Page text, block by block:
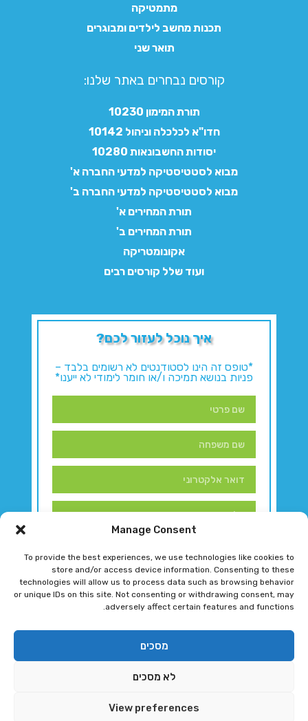
Manage Consent
To provide the best experiences, we use technologies like cookies to
store and/or access device information. Consenting to these
technologies will allow us to process data such as browsing behavior
or unique IDs on this site. Not consenting or withdrawing consent, may
adversely affect certain features and functions.
מסכים
לא מסכים
View preferences
מתמטיקה
תכנות מחשב לילדים ומבוגרים
תואר שני
קורסים נבחרים באתר שלנו:​
תורת המימון 10230
חדו"א לכלכלה וניהול 10142
יסודות החשבונאות 10280
מבוא לסטטיסטיקה למדעי החברה א'
מבוא לסטטיסטיקה למדעי החברה ב'
תורת המחירים א'
תורת המחירים ב'
אקונומטריקה
ועוד שלל קורסים רבים
איך נוכל לעזור לכם?
*טופס זה הינו לסטודנטים לא רשומים בלבד –
פניות בנושא תמיכה ו/או חומר לימודי לא ייענו*